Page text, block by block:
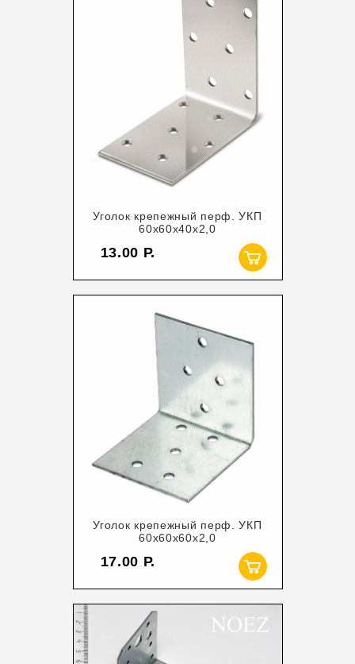
Уголок крепежный перф. УКП
60х60х40х2,0
13.00
Уголок крепежный перф. УКП
60х60х60х2,0
17.00